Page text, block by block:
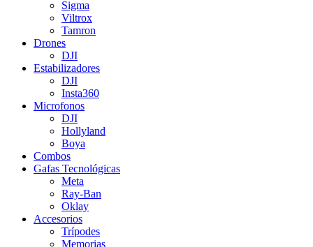
Sigma
Viltrox
Tamron
Drones
DJI
Estabilizadores
DJI
Insta360
Microfonos
DJI
Hollyland
Boya
Combos
Gafas Tecnológicas
Meta
Ray-Ban
Oklay
Accesorios
Trípodes
Memorias